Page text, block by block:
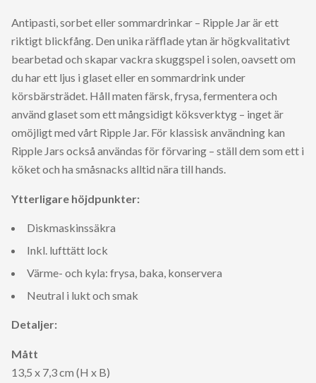
Antipasti, sorbet eller sommardrinkar – Ripple Jar är ett
riktigt blickfång. Den unika räfflade ytan är högkvalitativt
bearbetad och skapar vackra skuggspel i solen, oavsett om
du har ett ljus i glaset eller en sommardrink under
körsbärsträdet. Håll maten färsk, frysa, fermentera och
använd glaset som ett mångsidigt köksverktyg – inget är
omöjligt med vårt Ripple Jar. För klassisk användning kan
Ripple Jars också användas för förvaring – ställ dem som ett i
köket och ha småsnacks alltid nära till hands.
Ytterligare höjdpunkter:
Diskmaskinssäkra
Inkl. lufttätt lock
Värme- och kyla: frysa, baka, konservera
Neutral i lukt och smak
Detaljer:
Mått
13,5 x 7,3 cm (H x B)